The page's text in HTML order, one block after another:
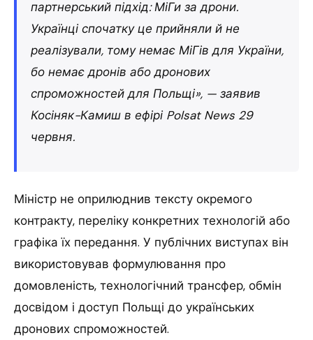
партнерський підхід: МіГи за дрони.
Українці спочатку це прийняли й не
реалізували, тому немає МіГів для України,
бо немає дронів або дронових
спроможностей для Польщі», — заявив
Косіняк-Камиш в ефірі Polsat News 29
червня.
Міністр не оприлюднив тексту окремого
контракту, переліку конкретних технологій або
графіка їх передання. У публічних виступах він
використовував формулювання про
домовленість, технологічний трансфер, обмін
досвідом і доступ Польщі до українських
дронових спроможностей.